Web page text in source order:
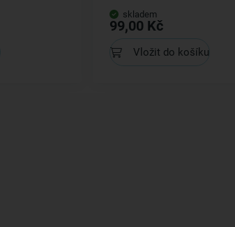
skladem
99,00 Kč
Vložit do košíku